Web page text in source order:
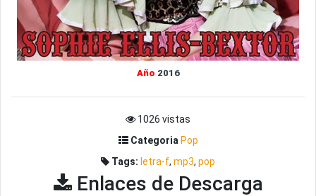
Año 2016
1026 vistas
Categoria Pop
Tags: letra-f, mp3, pop
Enlaces de Descarga